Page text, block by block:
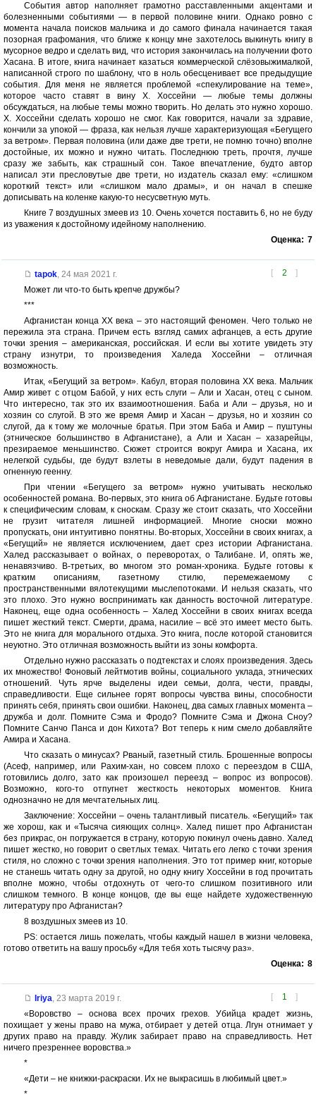
События автор наполняет грамотно расставленными акцентами и
болезненными событиями — в первой половине книги. Однако ровно с
момента начала поисков мальчика и до самого финала начинается такая
позорная графомания, что ближе к концу мне захотелось выкинуть книгу в
мусорное ведро и сделать вид, что история закончилась на получении фото
Хасана. В итоге, книга начинает казаться коммерческой слёзовыжималкой,
написанной строго по шаблону, что в ноль обесценивает все предыдущие
события. Для меня не является проблемой «спекулирование на теме»,
которое часто ставят в вину Х. Хоссейни — любые темы должны
обсуждаться, на любые темы можно творить. Но делать это нужно хорошо.
Х. Хоссейни сделать хорошо не смог. Как говорится, начали за здравие,
кончили за упокой — фраза, как нельзя лучше характеризующая «Бегущего
за ветром». Первая половина (или даже две трети, не помню точно) вполне
достойные, их можно и нужно читать. Последнюю треть, прочтя, лучше
сразу же забыть, как страшный сон. Такое впечатление, будто автор
написал эти пресловутые две трети, но издатель сказал ему: «слишком
короткий текст» или «слишком мало драмы», и он начал в спешке
дописывать на коленке какую-то несусветную муть.
Книге 7 воздушных змеев из 10. Очень хочется поставить 6, но не буду
из уважения к достойному идейному наполнению.
Оценка: 7
[ 2 ]
tapok, 24 мая 2021 г.
Может ли что-то быть крепче дружбы?
***
Афганистан конца XX века – это настоящий феномен. Чего только не
пережила эта страна. Причем есть взгляд самих афганцев, а есть другие
точки зрения – американская, российская. И если вы хотите увидеть эту
страну изнутри, то произведения Халеда Хоссейни – отличная
возможность.
Итак, «Бегущий за ветром». Кабул, вторая половина XX века. Мальчик
Амир живет с отцом Бабой, у них есть слуги – Али и Хасан, отец с сыном.
Что интересно, так это их взаимоотношения. Баба и Али – друзья, но и
хозяин со слугой. В это же время Амир и Хасан – друзья, но и хозяин со
слугой, да к тому же молочные братья. При этом Баба и Амир – пуштуны
(этническое большинство в Афганистане), а Али и Хасан – хазарейцы,
презираемое меньшинство. Сюжет строится вокруг Амира и Хасана, их
нелегкой судьбы, где будут взлеты в неведомые дали, будут падения в
огненную геенну.
При чтении «Бегущего за ветром» нужно учитывать несколько
особенностей романа. Во-первых, это книга об Афганистане. Будьте готовы
к специфическим словам, к сноскам. Сразу же стоит сказать, что Хоссейни
не грузит читателя лишней информацией. Многие сноски можно
пропускать, они интуитивно понятны. Во-вторых, Хоссейни в своих книгах, а
«Бегущий» не является исключением, дает срез истории Афганистана.
Халед рассказывает о войнах, о переворотах, о Талибане. И, опять же,
ненавязчиво. В-третьих, во многом это роман-хроника. Будьте готовы к
кратким описаниям, газетному стилю, перемежаемому с
пространственными вялотекущими мыслепотоками. И нельзя сказать, что
это плохо. Это нужно воспринимать как данность восточной литературе.
Наконец, еще одна особенность – Халед Хоссейни в своих книгах всегда
пишет жесткий текст. Смерти, драма, насилие – всё это имеет место быть.
Это не книга для морального отдыха. Это книга, после которой становится
неуютно. Это отличная возможность выйти из зоны комфорта.
Отдельно нужно рассказать о подтекстах и слоях произведения. Здесь
их множество! Фоновый лейтмотив войны, социального уклада, этнических
отношений. Чуть ярче выделены идеи семьи, долга, чести, правды,
справедливости. Еще сильнее горят вопросы чувства вины, способности
принять себя, принять свои ошибки. Наконец, два самых главных момента –
дружба и долг. Помните Сэма и Фродо? Помните Сэма и Джона Сноу?
Помните Санчо Панса и дон Кихота? Вот теперь к ним смело добавляйте
Амира и Хасана.
Что сказать о минусах? Рваный, газетный стиль. Брошенные вопросы
(Асеф, например, или Рахим-хан, но совсем плохо с переездом в США,
готовились долго, зато как произошел переезд – вопрос из вопросов).
Возможно, кого-то отпугнет жесткость некоторых моментов. Книга
однозначно не для мечтательных лиц.
Заключение: Хоссейни – очень талантливый писатель. «Бегущий» так
же хорош, как и «Тысяча сияющих солнц». Халед пишет про Афганистан
без прикрас, он погружается в страну, которую покинул очень давно. Халед
пишет жестко, но говорит о светлых темах. Читать его легко с точки зрения
стиля, но сложно с точки зрения наполнения. Это тот пример книг, которые
не станешь читать одну за другой, но одну книгу Хоссейни в год прочитать
вполне можно, чтобы отдохнуть от чего-то слишком позитивного или
слишком темного. В конце концов, где вы еще найдете художественную
литературу про Афганистан?
8 воздушных змеев из 10.
PS: остается лишь пожелать, чтобы каждый нашел в жизни человека,
готово ответить на вашу просьбу «Для тебя хоть тысячу раз».
Оценка: 8
[ 1 ]
Iriya, 23 марта 2019 г.
«Воровство – основа всех прочих грехов. Убийца крадет жизнь,
похищает у жены право на мужа, отбирает у детей отца. Лгун отнимает у
других право на правду. Жулик забирает право на справедливость. Нет
ничего презреннее воровства.»
*
«Дети – не книжки-раскраски. Их не выкрасишь в любимый цвет.»
*